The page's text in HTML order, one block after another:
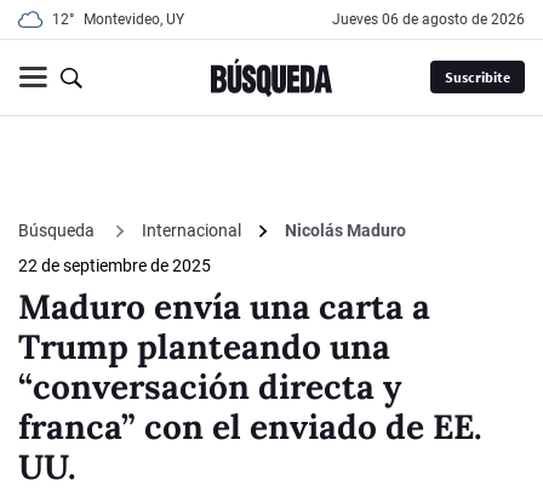
12° Montevideo, UY jueves 06 de agosto de 2026
Suscribite
Búsqueda Internacional
Nicolás Maduro
22 de septiembre de 2025
Maduro envía una carta a
Trump planteando una
“conversación directa y
franca” con el enviado de EE.
UU.